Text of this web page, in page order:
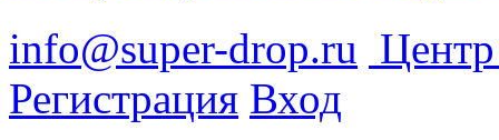
info@super-drop.ru
Регистрация Вход